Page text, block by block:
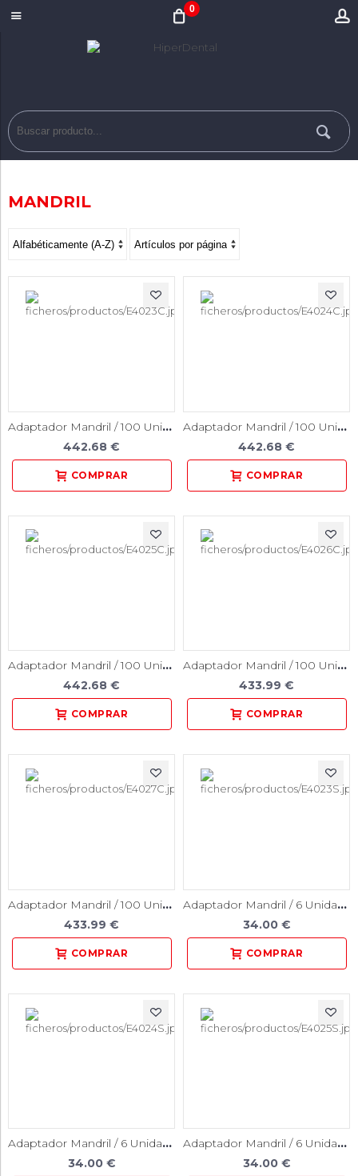
0
MANDRIL
Adaptador Mandril / 100 Unidades
442.68 €
Adaptador Mandril / 100 Unidades
442.68 €
Adaptador Mandril / 100 Unidades
442.68 €
Adaptador Mandril / 100 Unidades
433.99 €
Adaptador Mandril / 100 Unidades
433.99 €
Adaptador Mandril / 6 Unidades
34.00 €
Adaptador Mandril / 6 Unidades
34.00 €
Adaptador Mandril / 6 Unidades
34.00 €